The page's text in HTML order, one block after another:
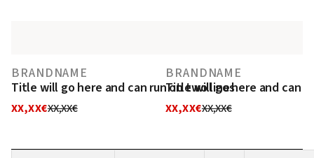
BRANDNAME
Title will go here and can run on two lines
XX,XX€XX,XX€
BRANDNAME
Title will go here and can
XX,XX€XX,XX€